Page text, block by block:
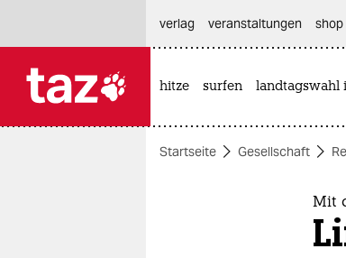
themen
verlag
veranstaltungen shop
hitze surfen landtagswahl
Startseite Gesellschaft
Mit